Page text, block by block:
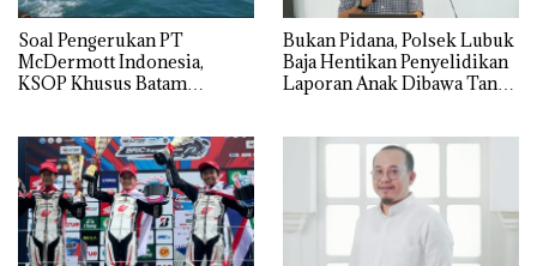
‎Soal Pengerukan PT
McDermott Indonesia,
KSOP Khusus Batam
Bukan Pidana, Polsek Lubuk
Baja Hentikan Penyelidikan
Laporan Anak Dibawa Tanpa